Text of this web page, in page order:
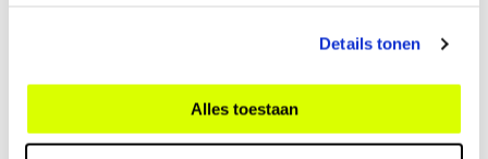
Details tonen
Alles toestaan